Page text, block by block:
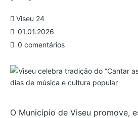
Viseu 24
01.01.2026
0 comentários
O Município de Viseu promove,